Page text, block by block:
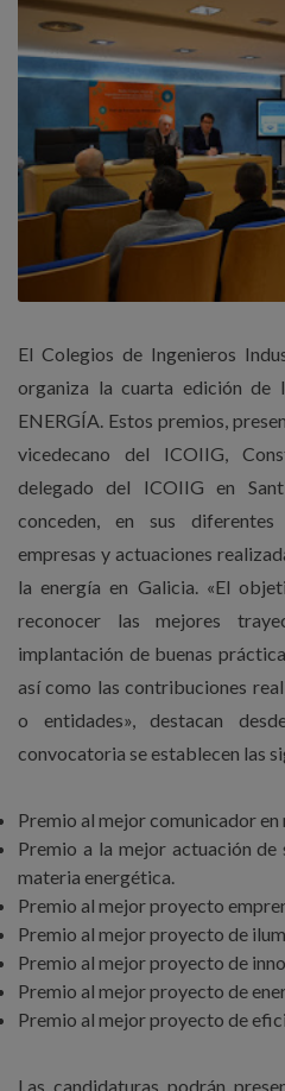
El Colegios de Ingenieros
organiza la cuarta edición de
ENERGÍA. Estos premios,
vicedecano del ICOIIG,
delegado del ICOIIG en
conceden, en sus diferentes
empresas y actuaciones
la energía en Galicia. «El
reconocer las mejores
implantación de buenas
así como las contribuciones
o entidades», destacan
convocatoria se establecen las
Premio al mejor comunicador
Premio a la mejor actuación
materia energética.
Premio al mejor proyecto
Premio al mejor proyecto de
Premio al mejor proyecto de
Premio al mejor proyecto de
Premio al mejor proyecto de
Las candidaturas podrán